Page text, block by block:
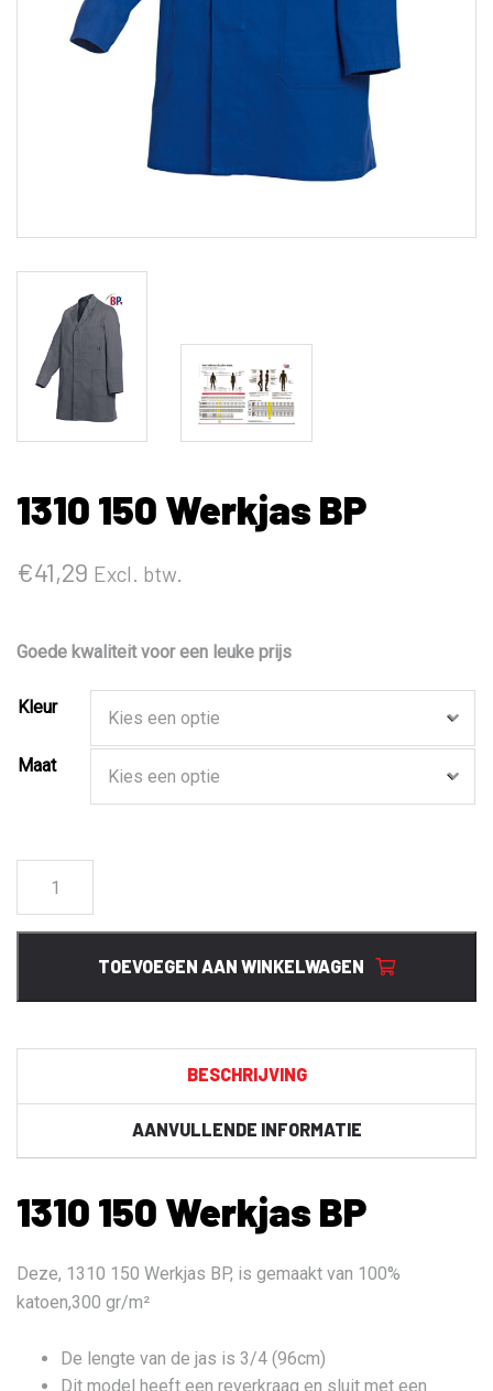
1310 150 Werkjas BP
€41,29 Excl. btw.
Goede kwaliteit voor een leuke prijs
Kleur
Maat
Werkjas
TOEVOEGEN AAN WINKELWAGEN
BESCHRIJVING
AANVULLENDE INFORMATIE
1310 150 Werkjas BP
Deze, 1310 150 Werkjas BP, is gemaakt van 100%
katoen,300 gr/m²
De lengte van de jas is 3/4 (96cm)
Dit model heeft een reverkraag en sluit met een